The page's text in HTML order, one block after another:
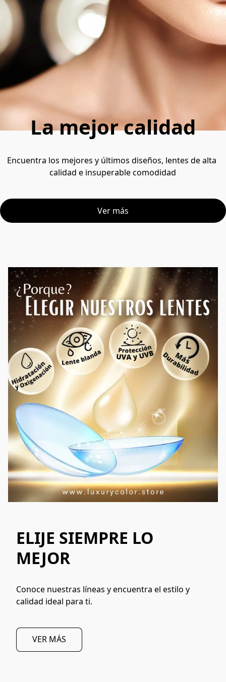
La mejor calidad
Encuentra los mejores y últimos diseños, lentes de alta
calidad e insuperable comodidad
Ver más
ELIJE SIEMPRE LO
MEJOR
Conoce nuestras líneas y encuentra el estilo y
calidad ideal para ti.
VER MÁS